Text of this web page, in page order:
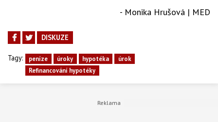
- Monika Hrušová | MED
DISKUZE
Tagy: peníze úroky hypotéka
úrok
Refinancování hypotéky